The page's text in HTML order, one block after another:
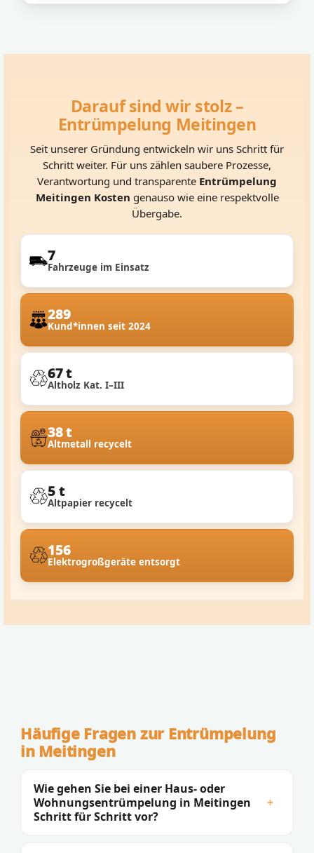
Darauf sind wir stolz –
Entrümpelung Meitingen
Seit unserer Gründung entwickeln wir uns Schritt für
Schritt weiter. Für uns zählen saubere Prozesse,
Verantwortung und transparente Entrümpelung
Meitingen Kosten genauso wie eine respektvolle
Übergabe.
7
Fahrzeuge im Einsatz
289
Kund*innen seit 2024
67 t
Altholz Kat. I–III
38 t
Altmetall recycelt
5 t
Altpapier recycelt
156
Elektrogroßgeräte entsorgt
Häufige Fragen zur Entrümpelung
in Meitingen
Wie gehen Sie bei einer Haus- oder
Wohnungsentrümpelung in Meitingen
Schritt für Schritt vor?
+